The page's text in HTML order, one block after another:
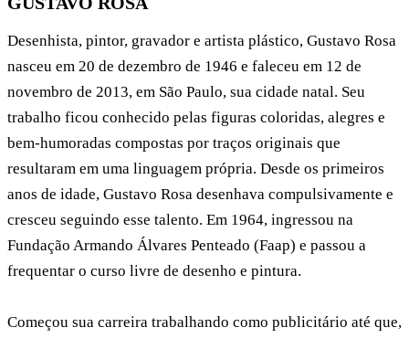
Desenhista, pintor, gravador e artista plástico, Gustavo Rosa
nasceu em 20 de dezembro de 1946 e faleceu em 12 de
novembro de 2013, em São Paulo, sua cidade natal. Seu
trabalho ficou conhecido pelas figuras coloridas, alegres e
bem-humoradas compostas por traços originais que
resultaram em uma linguagem própria. Desde os primeiros
anos de idade, Gustavo Rosa desenhava compulsivamente e
cresceu seguindo esse talento. Em 1964, ingressou na
Fundação Armando Álvares Penteado (Faap) e passou a
frequentar o curso livre de desenho e pintura.
Começou sua carreira trabalhando como publicitário até que,